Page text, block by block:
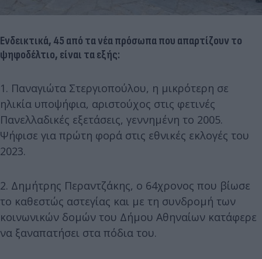
Ενδεικτικά, 45 από τα νέα πρόσωπα που απαρτίζουν το
ψηφοδέλτιο, είναι τα εξής:
1. Παναγιώτα Στεργιοπούλου, η μικρότερη σε
ηλικία υποψήφια, αριστούχος στις φετινές
Πανελλαδικές εξετάσεις, γεννημένη το 2005.
Ψήφισε για πρώτη φορά στις εθνικές εκλογές του
2023.
2. Δημήτρης Περαντζάκης, ο 64χρονος που βίωσε
το καθεστώς αστεγίας και με τη συνδρομή των
κοινωνικών δομών του Δήμου Αθηναίων κατάφερε
να ξαναπατήσει στα πόδια του.